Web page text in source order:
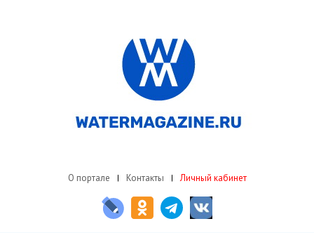
О портале Контакты Личный кабинет